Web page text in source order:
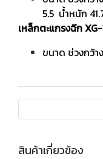
5.5 น้ำหนัก
เหล็กตะแกรงฉีก
ขนาด ช่วงกว้า
สินค้าเกี่ยวข้อง